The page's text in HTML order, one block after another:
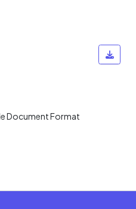
Document Format